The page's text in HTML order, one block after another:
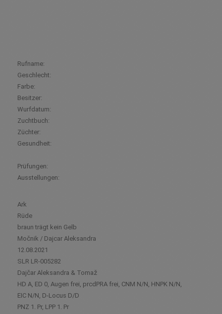
Rufname:
Geschlecht:
Farbe:
Besitzer:
Wurfdatum:
Zuchtbuch:
Züchter:
Gesundheit:
Prüfungen:
Ausstellungen:
Ark
Rüde
braun trägt kein Gelb
Močnik / Dajcar Aleksandra
12.08.2021
SLR LR-005282
Dajčar Aleksandra & Tomaž
HD A, ED 0, Augen frei, prcdPRA frei, CNM N/N, HNPK N/N,
EIC N/N, D-Locus D/D
PNZ 1. Pr, LPP 1. Pr